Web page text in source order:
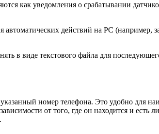
как уведомления о срабатывании
действий на PC (например,
в виде текстового файла для
номер телефона. Это удобно для
от того, где он находится и есть